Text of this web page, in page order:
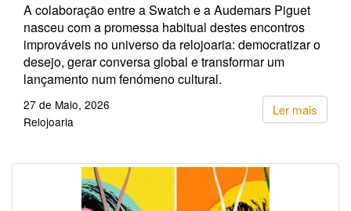
A colaboração entre a Swatch e a Audemars Piguet
nasceu com a promessa habitual destes encontros
improváveis no universo da relojoaria: democratizar o
desejo, gerar conversa global e transformar um
lançamento num fenómeno cultural.
Ler mais
27 de Maio, 2026
Relojoaria